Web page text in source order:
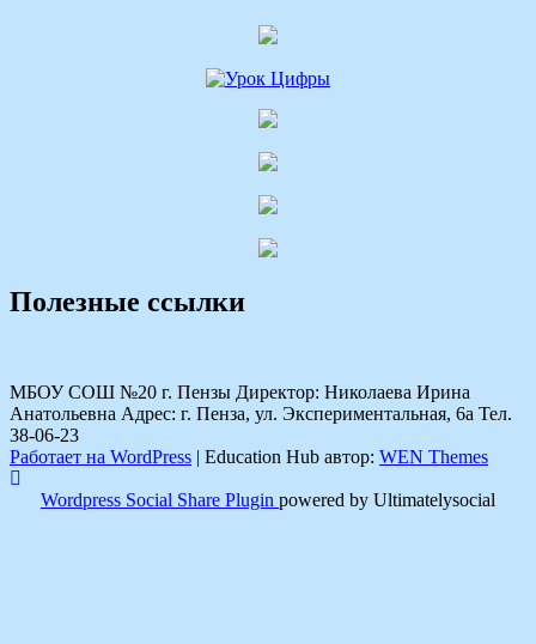
Полезные ссылки
МБОУ СОШ №20 г. Пензы Директор: Николаева Ирина
Анатольевна Адрес: г. Пенза, ул. Экспериментальная, 6а Тел.
38-06-23
Работает на WordPress
Education Hub автор: WEN Themes
Wordpress Social Share Plugin powered by Ultimatelysocial